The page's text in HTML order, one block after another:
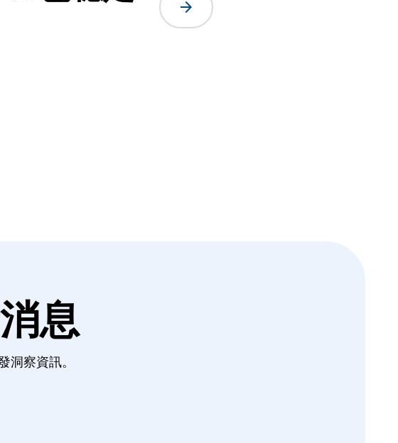
arrow_forward
息
洞察資訊。